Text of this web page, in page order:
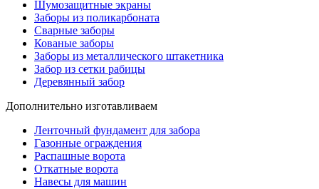
Шумозащитные экраны
Заборы из поликарбоната
Сварные заборы
Кованые заборы
Заборы из металлического штакетника
Забор из сетки рабицы
Деревянный забор
Дополнительно изготавливаем
Ленточный фундамент для забора
Газонные ограждения
Распашные ворота
Откатные ворота
Навесы для машин